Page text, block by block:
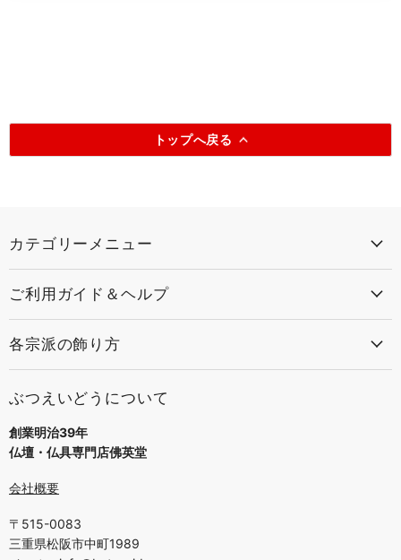
トップへ戻る
カテゴリーメニュー
ご利用ガイド＆ヘルプ
各宗派の飾り方
ぶつえいどうについて
創業明治39年
仏壇・仏具専門店佛英堂
会社概要
〒515-0083
三重県松阪市中町1989